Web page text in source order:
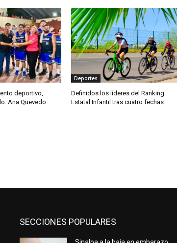
deportivo,
Ana Quevedo
Deportes
Definidos los líderes del Ranking
Estatal Infantil tras cuatro fechas
SECCIONES POPULARES